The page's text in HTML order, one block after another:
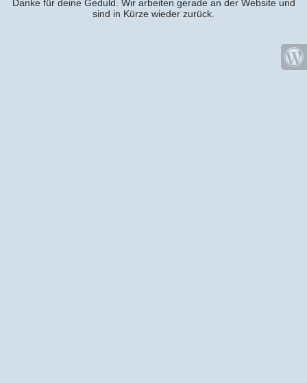
Danke für deine Geduld. Wir arbeiten gerade an der Website und
sind in Kürze wieder zurück.